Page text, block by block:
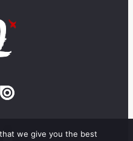
we give you the best